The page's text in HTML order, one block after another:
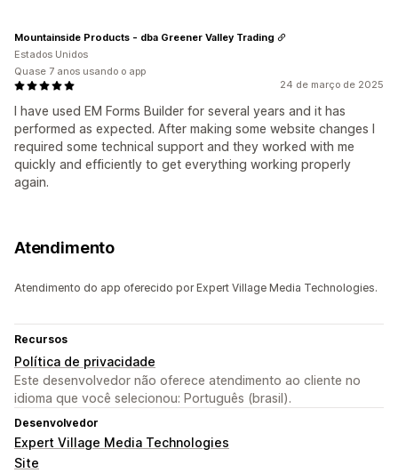
24 de março de 2025
I have used EM Forms Builder for several years and it has
performed as expected. After making some website changes I
required some technical support and they worked with me
quickly and efficiently to get everything working properly
again.
Mountainside Products - dba Greener Valley Trading
Estados Unidos
Quase 7 anos usando o app
Atendimento
Atendimento do app oferecido por Expert Village Media Technologies.
Recursos
Política de privacidade
Este desenvolvedor não oferece atendimento ao cliente no
idioma que você selecionou: Português (brasil).
Desenvolvedor
Expert Village Media Technologies
Site